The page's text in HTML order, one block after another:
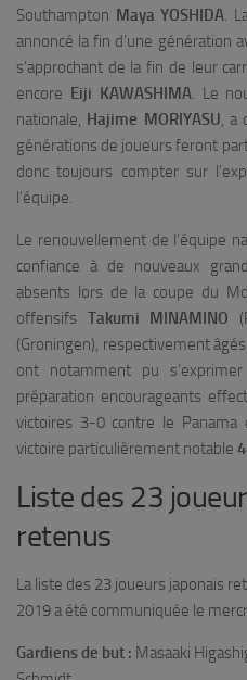
Southampton Maya YOSHIDA.
annoncé la fin d’une génération
s’approchant de la fin de leur
encore Eiji KAWASHIMA. Le
nationale, Hajime MORIYASU, a
générations de joueurs feront
donc toujours compter sur
l’équipe.
Le renouvellement de l’équipe
confiance à de nouveaux
absents lors de la coupe du
offensifs Takumi MINAMINO
(Groningen), respectivement
ont notamment pu
préparation encourageants
victoires 3-0 contre le
victoire particulièrement notable
Liste des 23
retenus
La liste des 23 joueurs japonais
2019 a été communiquée le
Gardiens de but : Masaaki